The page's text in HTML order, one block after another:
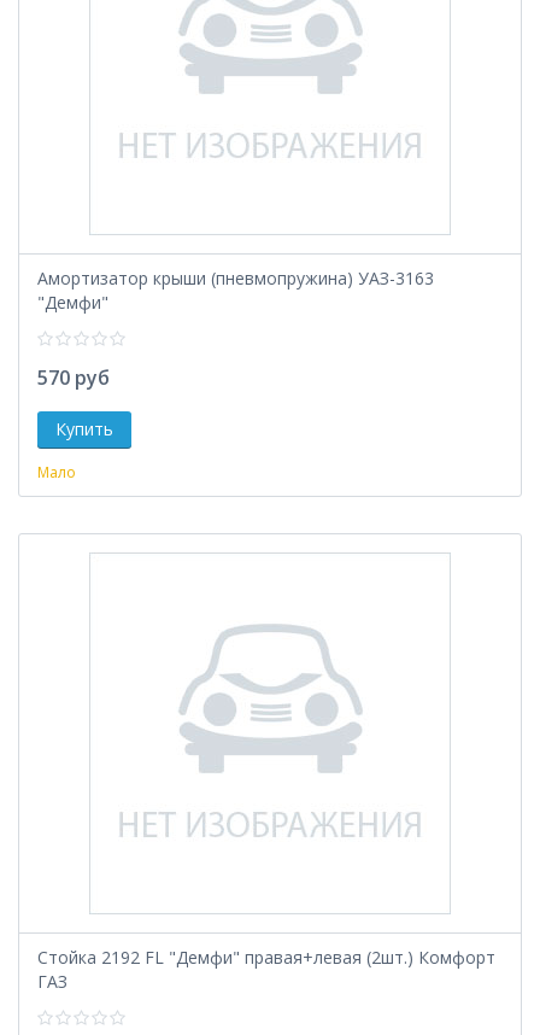
Амортизатор крыши (пневмопружина) УАЗ-3163
"Демфи"
570 руб
Мало
Стойка 2192 FL "Демфи" правая+левая (2шт.) Комфорт
ГАЗ